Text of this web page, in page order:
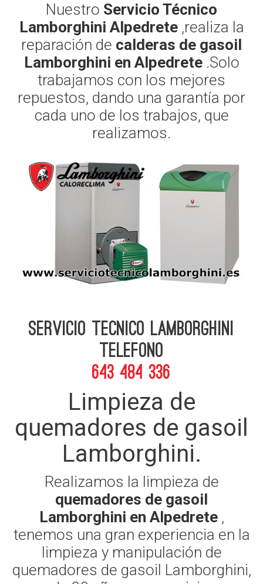
Nuestro Servicio Técnico
Lamborghini Alpedrete ,realiza la
reparación de calderas de gasoil
Lamborghini en Alpedrete .Solo
trabajamos con los mejores
repuestos, dando una garantía por
cada uno de los trabajos, que
realizamos.
Servicio Tecnico Lamborghini
telefono
643 484 336
Limpieza de
quemadores de gasoil
Lamborghini.
Realizamos la limpieza de
quemadores de gasoil
Lamborghini en Alpedrete ,
tenemos una gran experiencia en la
limpieza y manipulación de
quemadores de gasoil Lamborghini,